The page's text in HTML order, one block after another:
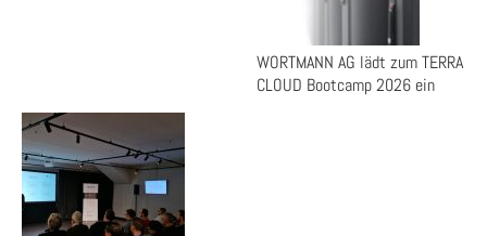
WORTMANN AG lädt zum TERRA
CLOUD Bootcamp 2026 ein